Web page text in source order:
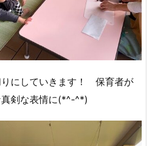
りにしていきます！ 保育者が
剣な表情に(*^-^*)